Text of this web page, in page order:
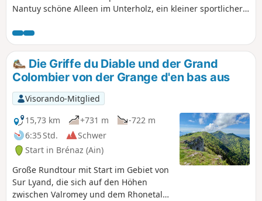
Nantuy schöne Alleen im Unterholz, ein kleiner sportlicher
und seinen Aussichtspunkt zu erreichen, hin und zurück,
dann ein angenehmer und erholsamer Abschnitt, um das
Naturschutzgebiet Marais de Vaux mit seinen angelegten
Stegen zu entdecken.
Die Griffe du Diable und der Grand
Colombier von der Grange d'en bas aus
Visorando-Mitglied
15,73 km
+731 m
-722 m
6:35 Std.
Schwer
Start in Brénaz (Ain)
Große Rundtour mit Start im Gebiet von
Sur Lyand, die sich auf den Höhen
zwischen Valromey und dem Rhonetal